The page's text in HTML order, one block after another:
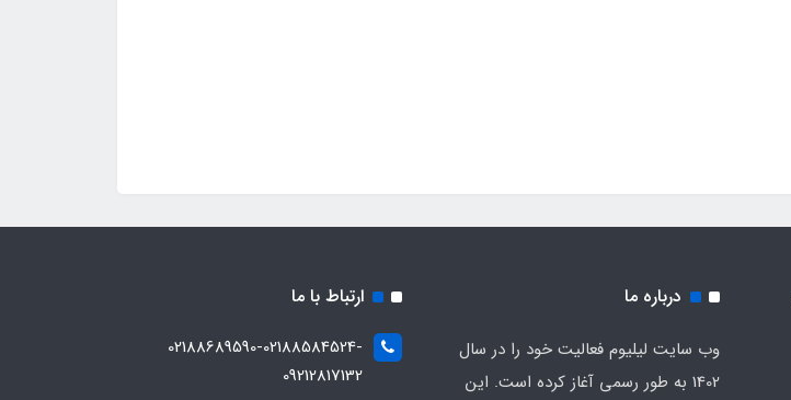
درباره ما
وب سایت لیلیوم فعالیت خود را در سال
1402 به طور رسمی آغاز کرده است. این
ارتباط با ما
02188689590-02188584524-
09212817132